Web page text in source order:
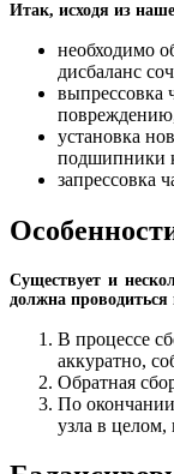
Итак, исходя из
необходимо
дисбаланс
выпрессовка
установка
подшипники
запрессовка
Существует и
должна
В процессе
аккуратно,
Обратная
По окончании
узла в